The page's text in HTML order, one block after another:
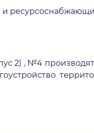
и
2) , №4